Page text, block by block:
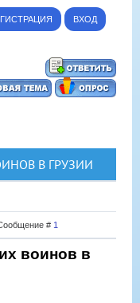
ВХОД
В ГРУЗИИ
# 1
воинов в